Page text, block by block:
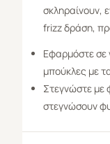
σκληραίνουν,
frizz δράση,
Εφαρμόστε σε
μπούκλες με
Στεγνώστε
στεγνώσουν